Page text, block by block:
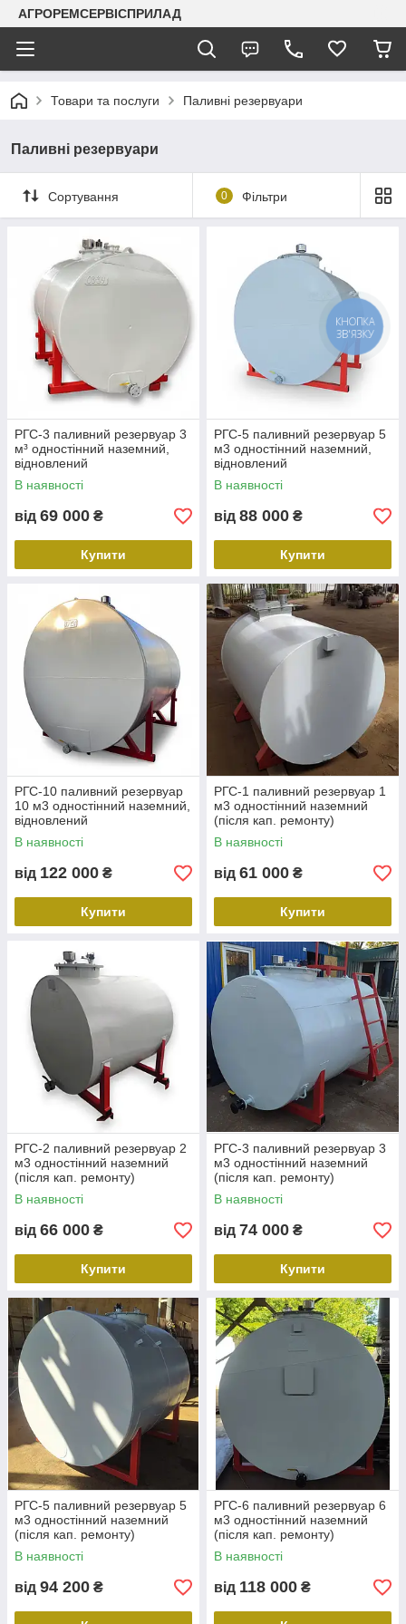
АГРОРЕМСЕРВІСПРИЛАД
Товари та послуги Паливні резервуари
Паливні резервуари
Сортування 0 Фільтри
РГС-3 паливний резервуар 3
м³ одностінний наземний,
відновлений
В наявності
від 69 000 ₴
Купити
РГС-5 паливний резервуар 5
м3 одностінний наземний,
відновлений
В наявності
від 88 000 ₴
Купити
РГС-10 паливний резервуар
10 м3 одностінний наземний,
відновлений
В наявності
від 122 000 ₴
Купити
РГС-1 паливний резервуар 1
м3 одностінний наземний
(після кап. ремонту)
В наявності
від 61 000 ₴
Купити
РГС-2 паливний резервуар 2
м3 одностінний наземний
(після кап. ремонту)
В наявності
від 66 000 ₴
Купити
РГС-3 паливний резервуар 3
м3 одностінний наземний
(після кап. ремонту)
В наявності
від 74 000 ₴
Купити
РГС-5 паливний резервуар 5
м3 одностінний наземний
(після кап. ремонту)
В наявності
від 94 200 ₴
РГС-6 паливний резервуар 6
м3 одностінний наземний
(після кап. ремонту)
В наявності
від 118 000 ₴
КНОПКА
ЗВ'ЯЗКУ